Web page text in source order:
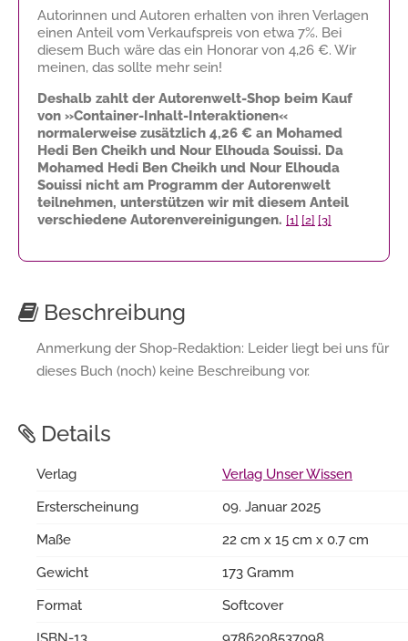
Autorinnen und Autoren erhalten von ihren Verlagen
einen Anteil vom Verkaufspreis von etwa 7%. Bei
diesem Buch wäre das ein Honorar von 4,26 €. Wir
meinen, das sollte mehr sein!
Deshalb zahlt der Autorenwelt-Shop beim Kauf
von »Container-Inhalt-Interaktionen«
normalerweise zusätzlich 4,26 € an Mohamed
Hedi Ben Cheikh und Nour Elhouda Souissi. Da
Mohamed Hedi Ben Cheikh und Nour Elhouda
Souissi nicht am Programm der Autorenwelt
teilnehmen, unterstützen wir mit diesem Anteil
verschiedene Autorenvereinigungen. [1] [2] [3]
Beschreibung
Anmerkung der Shop-Redaktion: Leider liegt bei uns für
dieses Buch (noch) keine Beschreibung vor.
Details
Verlag
Verlag Unser Wissen
Ersterscheinung
09. Januar 2025
Maße
22 cm x 15 cm x 0.7 cm
Gewicht
173 Gramm
Format
Softcover